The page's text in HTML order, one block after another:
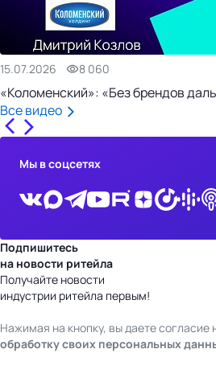
15.07.2026 8 060
«Коломенский»: «Без брендов
Все видео
Мы в соцсетях
Подпишитесь
на новости ритейла
Получайте новости
индустрии ритейла первым!
Нажимая на кнопку, вы даете согласие
обработку своих персональных